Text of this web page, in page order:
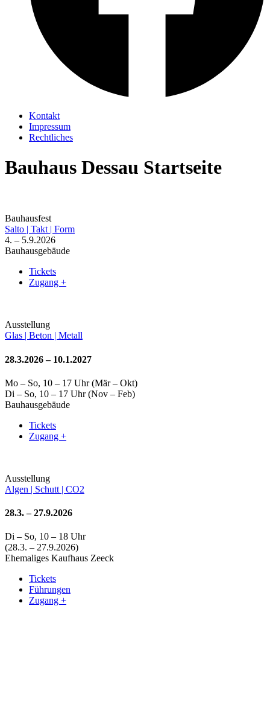
Kontakt
Impressum
Rechtliches
Bauhaus Dessau Startseite
Bauhausfest
Salto | Takt | Form
4. – 5.9.2026
Bauhausgebäude
Tickets
Zugang +
Ausstellung
Glas | Beton | Metall
28.3.2026 – 10.1.2027
Mo – So, 10 – 17 Uhr (Mär – Okt)
Di – So, 10 – 17 Uhr (Nov – Feb)
Bauhausgebäude
Tickets
Zugang +
Ausstellung
Algen | Schutt | CO2
28.3. – 27.9.2026
Di – So, 10 – 18 Uhr
(28.3. – 27.9.2026)
Ehemaliges Kaufhaus Zeeck
Tickets
Führungen
Zugang +